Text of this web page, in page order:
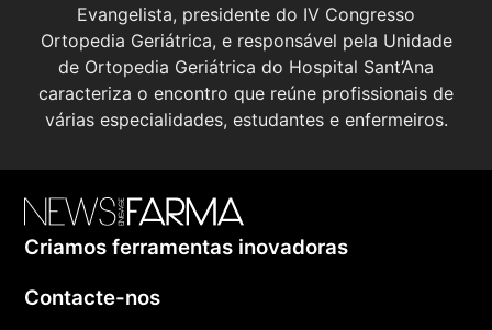
Evangelista, presidente do IV Congresso
Ortopedia Geriátrica, e responsável pela Unidade
de Ortopedia Geriátrica do Hospital Sant’Ana
caracteriza o encontro que reúne profissionais de
várias especialidades, estudantes e enfermeiros.
Criamos ferramentas inovadoras
Contacte-nos